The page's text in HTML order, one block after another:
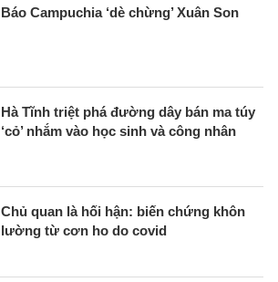
Báo Campuchia ‘dè chừng’ Xuân Son
Hà Tĩnh triệt phá đường dây bán ma túy
‘cỏ’ nhắm vào học sinh và công nhân
Chủ quan là hối hận: biến chứng khôn
lường từ cơn ho do covid